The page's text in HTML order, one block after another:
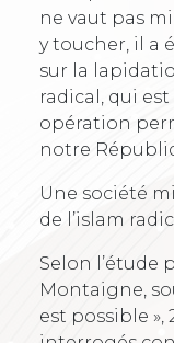
ne vaut pas
y toucher, il a
sur la
radical, qui
opération
notre
Une société
de l’islam
Selon l’étude
Montaigne,
est possible »,